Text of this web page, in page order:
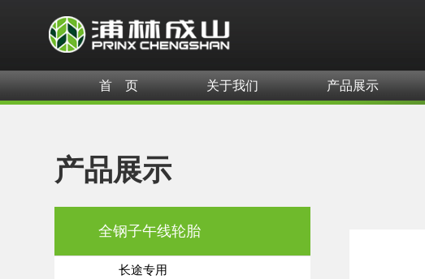
首 页 关于我们 产品展示
产品展示
全钢子午线轮胎
长途专用